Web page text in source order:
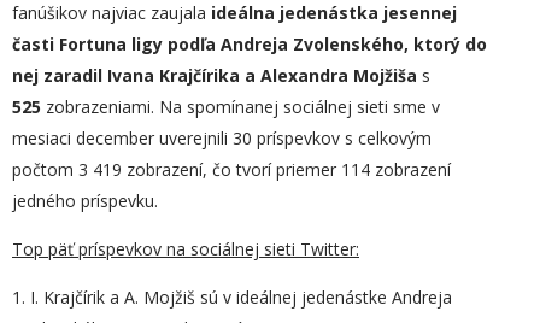
fanúšikov najviac zaujala ideálna jedenástka jesennej
časti Fortuna ligy podľa Andreja Zvolenského, ktorý do
nej zaradil Ivana Krajčírika a Alexandra Mojžiša s
525 zobrazeniami. Na spomínanej sociálnej sieti sme v
mesiaci december uverejnili 30 príspevkov s celkovým
počtom 3 419 zobrazení, čo tvorí priemer 114 zobrazení
jedného príspevku.
Top päť príspevkov na sociálnej sieti Twitter:
1. I. Krajčírik a A. Mojžiš sú v ideálnej jedenástke Andreja